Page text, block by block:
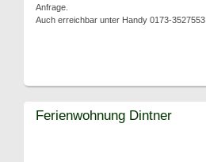
Anfrage.
Auch erreichbar unter Handy 0173-3527553.
Ferienwohnung Dintner